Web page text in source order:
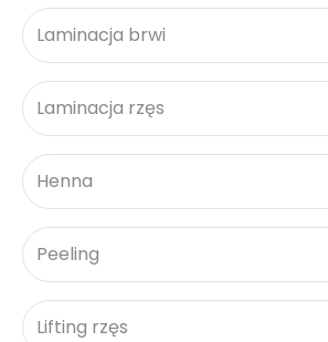
Laminacja brwi
Laminacja rzęs
Henna
Peeling
Lifting rzęs